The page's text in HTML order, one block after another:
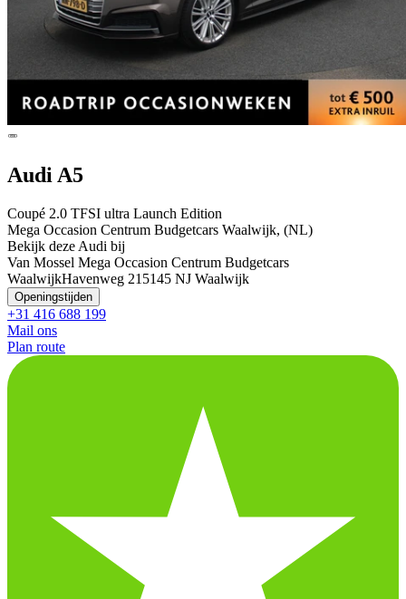
Audi A5
Coupé 2.0 TFSI ultra Launch Edition
Mega Occasion Centrum Budgetcars Waalwijk, (NL)
Bekijk deze Audi bij
Van Mossel Mega Occasion Centrum Budgetcars
WaalwijkHavenweg 21 5145 NJ Waalwijk
Openingstijden
+31 416 688 199
Mail ons
Plan route